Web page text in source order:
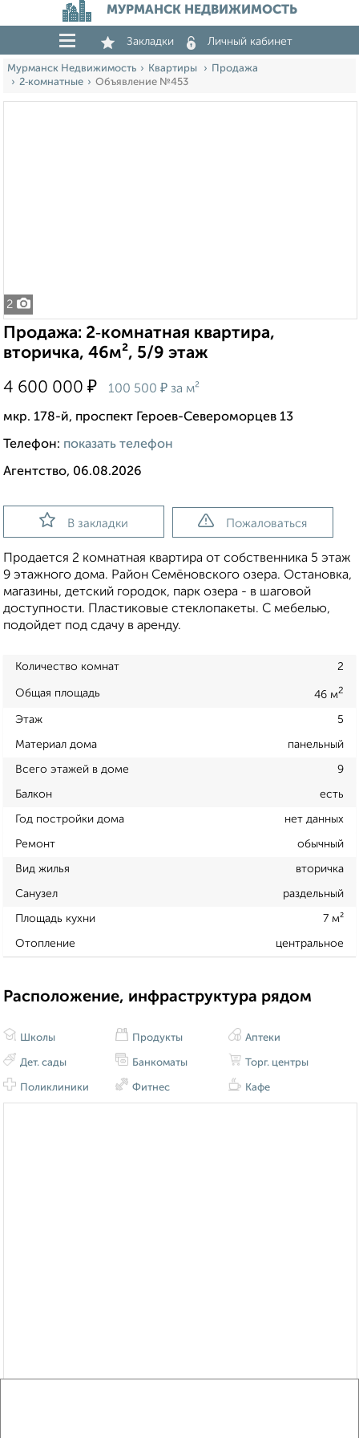
МУРМАНСК НЕДВИЖИМОСТЬ
Закладки Личный кабинет
Мурманск Недвижимость Квартиры
Продажа
2‑комнатные
Объявление №453
2
Продажа: 2‑комнатная квартира,
вторичка, 46м², 5/9 этаж
4 600 000 ₽ 100 500 ₽ за м²
мкр. 178-й, проспект Героев-Североморцев 13
Телефон: показать телефон
Агентство, 06.08.2026
В закладки Пожаловаться
Продается 2 комнатная квартира от собственника 5 этаж
9 этажного дома. Район Семёновского озера. Остановка,
магазины, детский городок, парк озера - в шаговой
доступности. Пластиковые стеклопакеты. С мебелью,
подойдет под сдачу в аренду.
Количество комнат 2
Общая площадь 46 м2
Этаж 5
Материал дома панельный
Всего этажей в доме 9
Балкон есть
Год постройки дома нет данных
Ремонт обычный
Вид жилья вторичка
Санузел раздельный
Площадь кухни 7 м²
Отопление центральное
Расположение, инфраструктура рядом
Школы
Дет. сады
Поликлиники
Продукты
Банкоматы
Фитнес
Аптеки
Торг. центры
Кафе